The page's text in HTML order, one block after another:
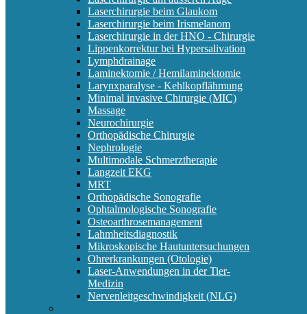
Laserchirurgie beim Glaukom
Laserchirurgie beim Irismelanom
Laserchirurgie in der HNO - Chirurgie
Lippenkorrektur bei Hypersalivation
Lymphdrainage
Laminektomie / Hemilaminektomie
Larynxparalyse - Kehlkopflähmung
Minimal invasive Chirurgie (MIC)
Massage
Neurochirurgie
Orthopädische Chirurgie
Nephrologie
Multimodale Schmerztherapie
Langzeit EKG
MRT
Orthopädische Sonografie
Ophtalmologische Sonografie
Osteoarthrosemanagement
Lahmheitsdiagnostik
Mikroskopische Hautuntersuchungen
Ohrerkrankungen (Otologie)
Laser-Anwendungen in der Tier-
Medizin
Nervenleitgeschwindigkeit (NLG)